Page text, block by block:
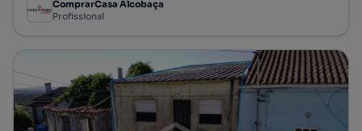
ComprarCasa Alcobaça
Profissional